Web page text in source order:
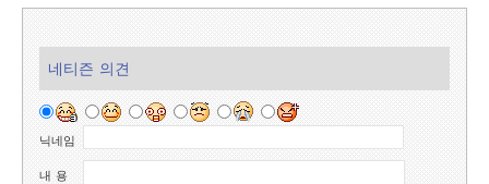
네티즌 의견
닉네임
내 용